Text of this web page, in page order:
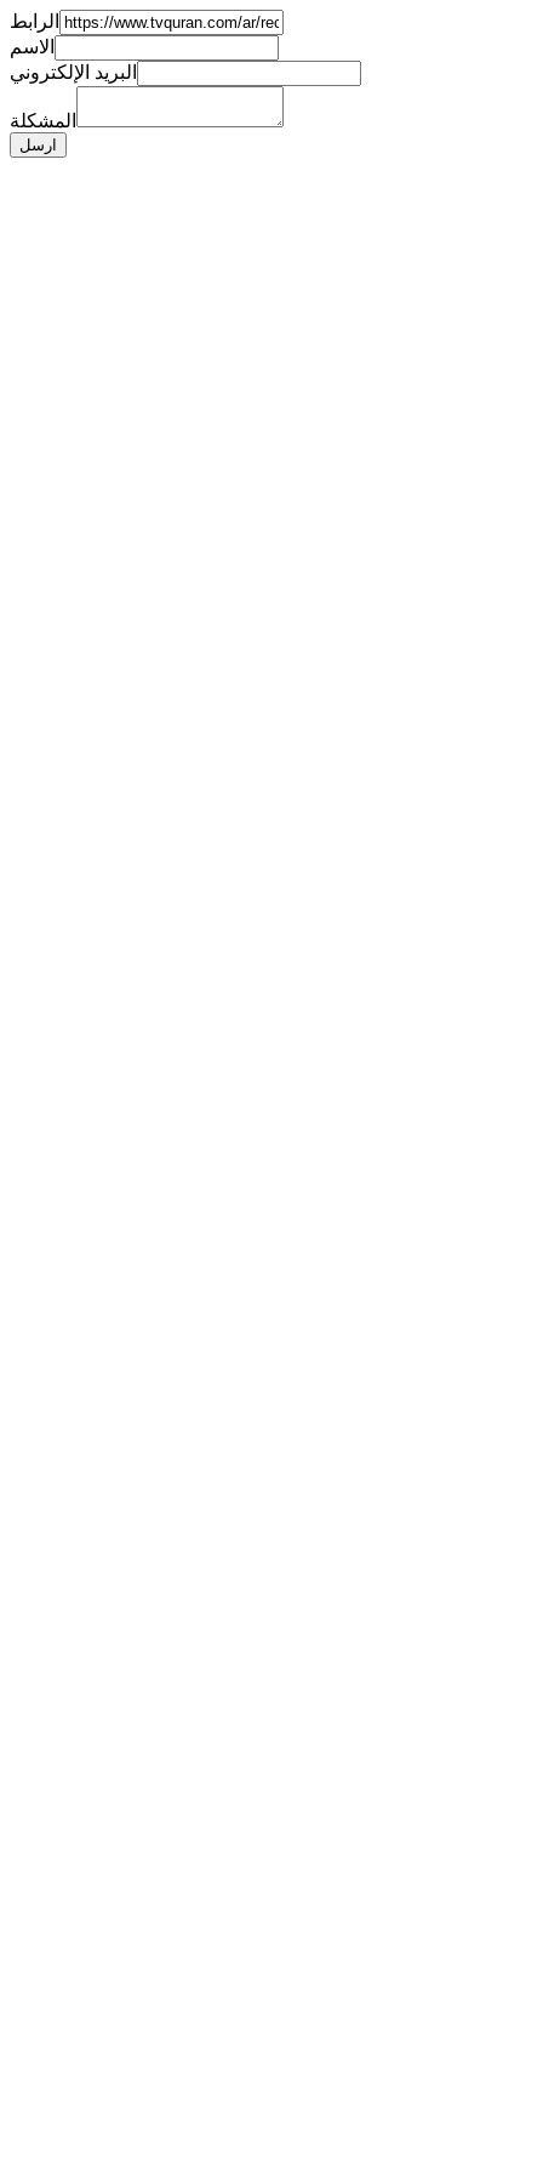
الرابط
الاسم
البريد الإلكتروني
المشكلة
ارسل